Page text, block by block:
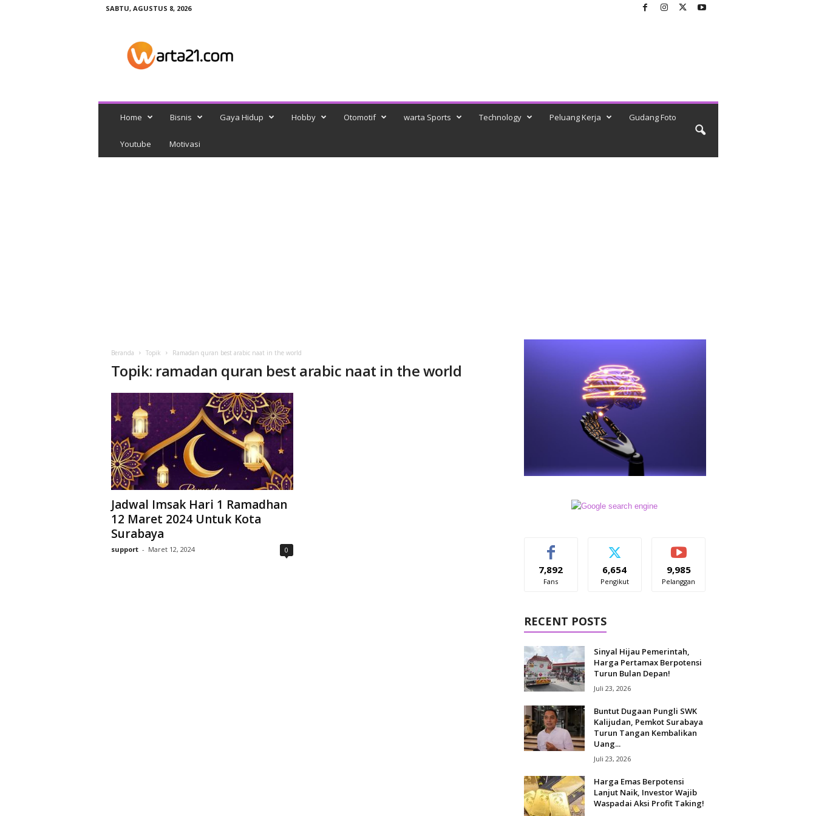
SABTU, AGUSTUS 8, 2026
1
Home Bisnis Gaya Hidup Hobby Otomotif warta Sports Technology Peluang Kerja Gudang Foto
Youtube Motivasi
Beranda Topik Ramadan quran best arabic naat in the world
Topik: ramadan quran best arabic naat in the world
Jadwal Imsak Hari 1 Ramadhan
12 Maret 2024 Untuk Kota
Surabaya
support - Maret 12, 2024 0
7,892
Fans
6,654
Pengikut
9,985
Pelanggan
RECENT POSTS
Sinyal Hijau Pemerintah,
Harga Pertamax Berpotensi
Turun Bulan Depan!
Juli 23, 2026
Buntut Dugaan Pungli SWK
Kalijudan, Pemkot Surabaya
Turun Tangan Kembalikan
Uang...
Juli 23, 2026
Harga Emas Berpotensi
Lanjut Naik, Investor Wajib
Waspadai Aksi Profit Taking!